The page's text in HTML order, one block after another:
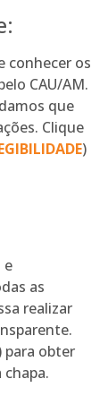
conhecer os
CAU/AM.
que
Clique
)
e
as
realizar
para obter